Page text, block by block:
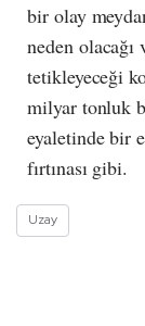
bir olay
neden
tetikleyeceği
milyar tonluk
eyaletinde bir
fırtınası gibi.
Uzay